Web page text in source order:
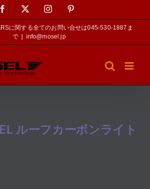
Facebook Instagram
に関する全てのお問い合せは045-530-1887ま
で
info@mosel.jp
ルーフカーボンライト